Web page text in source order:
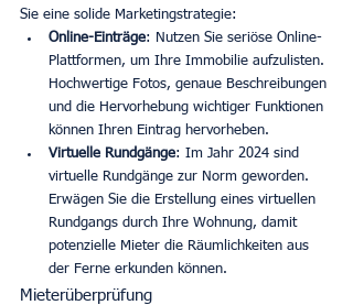
Sie eine solide Marketingstrategie:
Online-Einträge: Nutzen Sie seriöse Online-
Plattformen, um Ihre Immobilie aufzulisten.
Hochwertige Fotos, genaue Beschreibungen
und die Hervorhebung wichtiger Funktionen
können Ihren Eintrag hervorheben.
Virtuelle Rundgänge: Im Jahr 2024 sind
virtuelle Rundgänge zur Norm geworden.
Erwägen Sie die Erstellung eines virtuellen
Rundgangs durch Ihre Wohnung, damit
potenzielle Mieter die Räumlichkeiten aus
der Ferne erkunden können.
Mieterüberprüfung